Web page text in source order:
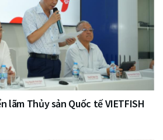
lãm Thủy sản Quốc tế VIETFISH